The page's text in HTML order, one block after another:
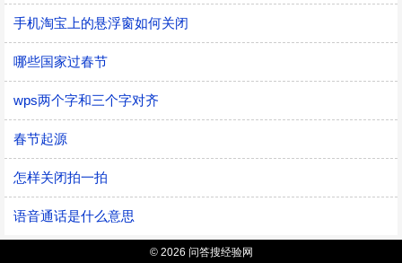
手机淘宝上的悬浮窗如何关闭
哪些国家过春节
wps两个字和三个字对齐
春节起源
怎样关闭拍一拍
语音通话是什么意思
© 2026 问答搜经验网